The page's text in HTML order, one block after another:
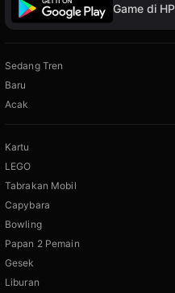
Game di
Sedang Tren
Baru
Acak
Kartu
LEGO
Tabrakan Mobil
Capybara
Bowling
Papan 2 Pemain
Gesek
Liburan